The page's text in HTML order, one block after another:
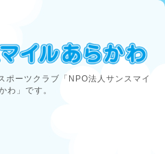
ポーツクラブ「NPO法人サンスマイ
わ」です。